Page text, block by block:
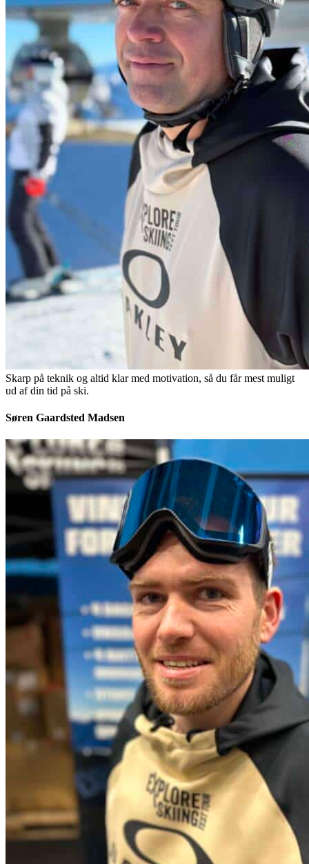
Skarp på teknik og altid klar med motivation, så du får mest muligt
ud af din tid på ski.
Søren Gaardsted Madsen